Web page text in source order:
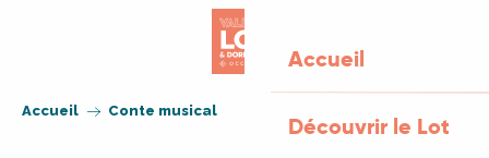
Accueil
Découvrir le Lot
Accueil Conte musical